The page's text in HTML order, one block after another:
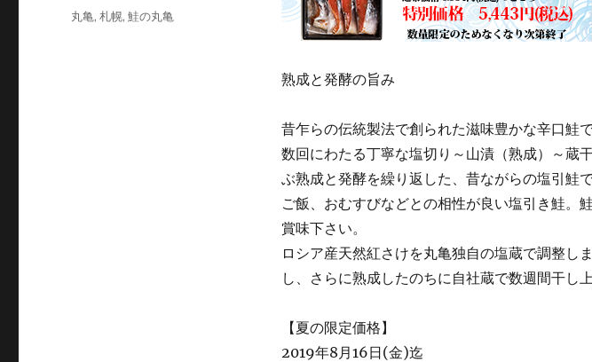
熟成と発酵の旨み
昔乍らの伝統製法で創られた滋味豊かな辛口鮭で
数回にわたる丁寧な塩切り～山漬（熟成）～蔵
ぶ熟成と発酵を繰り返した、昔ながらの塩引鮭で
ご飯、おむすびなどとの相性が良い塩引き鮭。
賞味下さい。
ロシア産天然紅さけを丸亀独自の塩蔵で調整し
し、さらに熟成したのちに自社蔵で数週間干し
【夏の限定価格】
2019年8月16日(金)迄
テ
タ
丸亀,札幌,鮭の丸亀